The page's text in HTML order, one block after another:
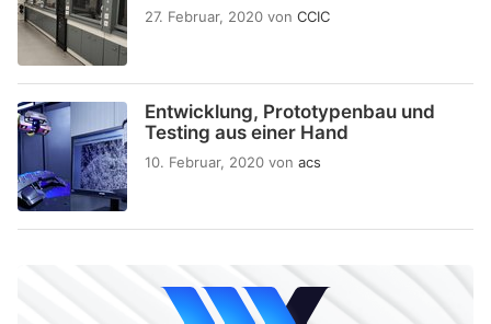
27. Februar, 2020 von CCIC
Entwicklung, Prototypenbau und
Testing aus einer Hand
10. Februar, 2020 von acs